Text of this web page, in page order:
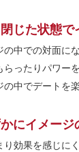
じた状態で
の中での対面に
らったりパワー
の中でデートを
にイメージ
効果を感じに